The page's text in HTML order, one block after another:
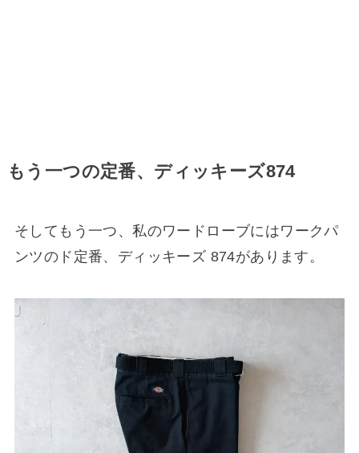
もう一つの定番、ディッキーズ874
そしてもう一つ、私のワードローブにはワークパ
ンツのド定番、ディッキーズ 874があります。